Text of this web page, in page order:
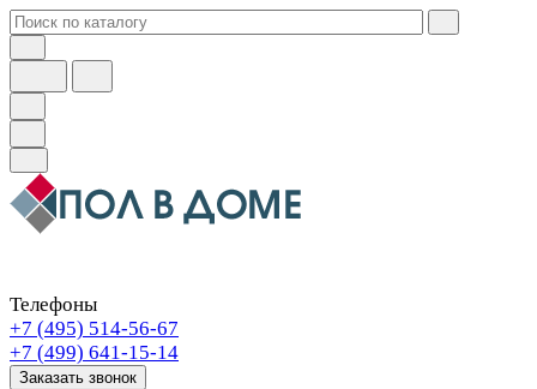
Телефоны
+7 (495) 514-56-67
+7 (499) 641-15-14
Заказать звонок